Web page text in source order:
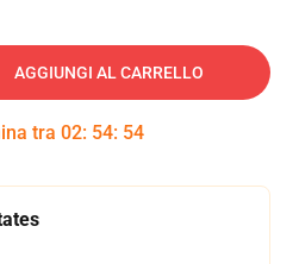
AGGIUNGI AL CARRELLO
tra 02: 54: 54